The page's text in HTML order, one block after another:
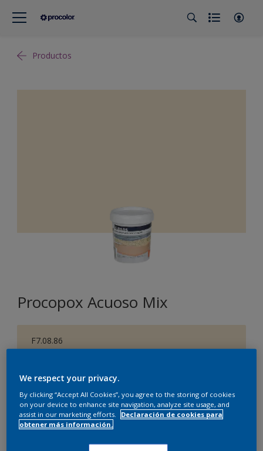
Productos
Procopox Acuoso Mix
F7.08.86
Tamaño
5 litros
We respect your privacy.
By clicking “Accept All Cookies”, you agree to the storing of cookies
on your device to enhance site navigation, analyze site usage, and
assist in our marketing efforts.
Declaración de cookies para
obtener más información.